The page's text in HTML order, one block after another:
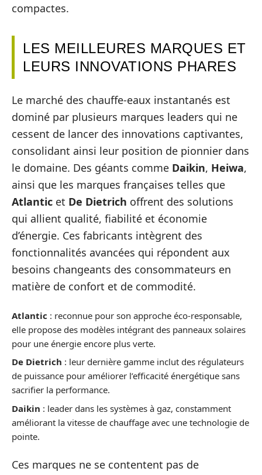
compactes.
LES MEILLEURES MARQUES ET
LEURS INNOVATIONS PHARES
Le marché des chauffe-eaux instantanés est
dominé par plusieurs marques leaders qui ne
cessent de lancer des innovations captivantes,
consolidant ainsi leur position de pionnier dans
le domaine. Des géants comme Daikin, Heiwa,
ainsi que les marques françaises telles que
Atlantic et De Dietrich offrent des solutions
qui allient qualité, fiabilité et économie
d’énergie. Ces fabricants intègrent des
fonctionnalités avancées qui répondent aux
besoins changeants des consommateurs en
matière de confort et de commodité.
Atlantic : reconnue pour son approche éco-responsable,
elle propose des modèles intégrant des panneaux solaires
pour une énergie encore plus verte.
De Dietrich : leur dernière gamme inclut des régulateurs
de puissance pour améliorer l’efficacité énergétique sans
sacrifier la performance.
Daikin : leader dans les systèmes à gaz, constamment
améliorant la vitesse de chauffage avec une technologie de
pointe.
Ces marques ne se contentent pas de